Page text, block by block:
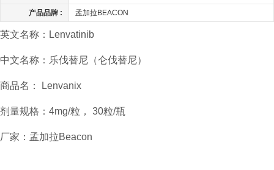
产品品牌 : 孟加拉BEACON
英文名称：Lenvatinib
中文名称：乐伐替尼（仑伐替尼）
商品名： Lenvanix
剂量规格：4mg/粒， 30粒/瓶
厂家：孟加拉Beacon